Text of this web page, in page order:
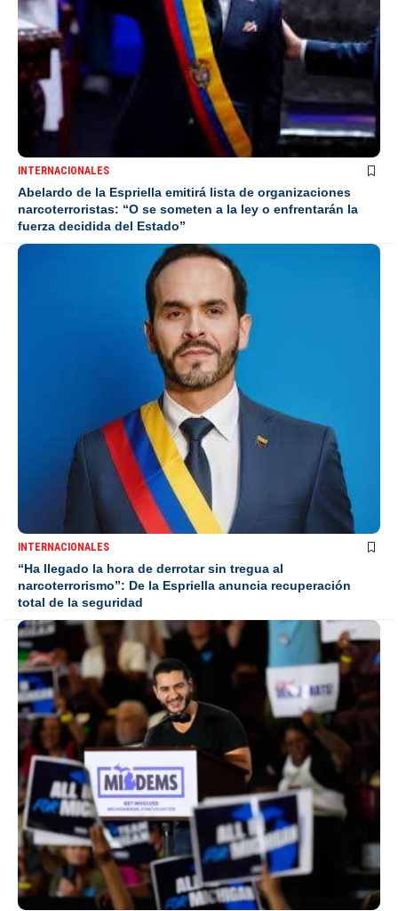
INTERNACIONALES
Abelardo de la Espriella emitirá lista de organizaciones
narcoterroristas: “O se someten a la ley o enfrentarán la
fuerza decidida del Estado”
INTERNACIONALES
“Ha llegado la hora de derrotar sin tregua al
narcoterrorismo”: De la Espriella anuncia recuperación
total de la seguridad